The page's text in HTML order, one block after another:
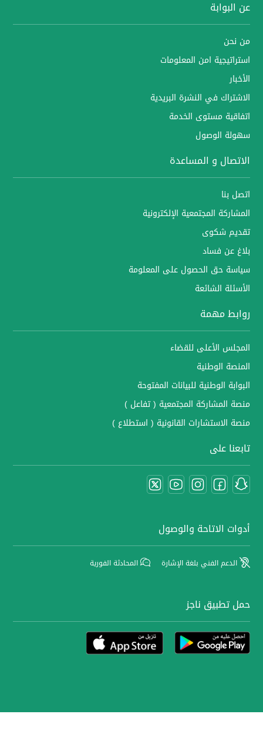
عن البوابة
من نحن
استراتيجية امن المعلومات
الأخبار
الاشتراك في النشرة البريدية
اتفاقية مستوى الخدمة
سهولة الوصول
الاتصال و المساعدة
اتصل بنا
المشاركة المجتمعية الإلكترونية
تقديم شكوى
بلاغ عن فساد
سياسة حق الحصول على المعلومة
الأسئلة الشائعة
روابط مهمة
المجلس الأعلى للقضاء
المنصة الوطنية
البوابة الوطنية للبيانات المفتوحة
منصة المشاركة المجتمعية ( تفاعل )
منصة الاستشارات القانونية ( استطلاع )
تابعنا على
أدوات الاتاحة والوصول
الدعم الفني بلغة الإشارة المحادثة الفورية
حمل تطبيق ناجز